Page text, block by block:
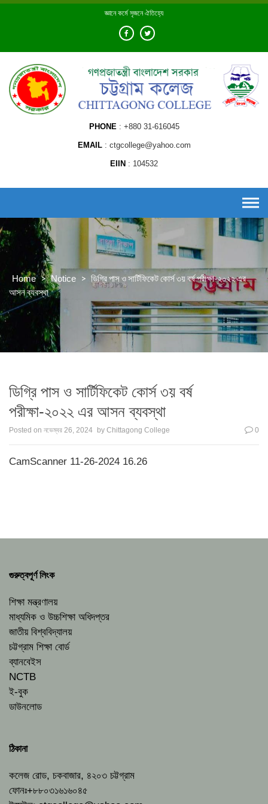
Skip
জ্ঞানে কর্মে সৃজনে ঐতিহ্যে
PHONE +880 31-616045
EMAIL ctgcollege@yahoo.com
EIIN 104532
Home > Notice > ডিগ্রি পাস ও সার্টিফিকেট কোর্স ৩য় বর্ষ পরীক্ষা-২০২২ এর
আসন ব্যবস্থা
ডিগ্রি পাস ও সার্টিফিকেট কোর্স ৩য় বর্ষ
পরীক্ষা-২০২২ এর আসন ব্যবস্থা
Posted on নভেম্বর 26, 2024 by Chittagong College 0
CamScanner 11-26-2024 16.26
গুরুত্বপূর্ণ লিংক
শিক্ষা মন্ত্রণালয়
মাধ্যমিক ও উচ্চশিক্ষা অধিদপ্তর
জাতীয় বিশ্ববিদ্যালয়
চট্টগ্রাম শিক্ষা বোর্ড
ব্যানবেইস
NCTB
ই-বুক
ডাউনলোড
ঠিকানা
কলেজ রোড, চকবাজার, ৪২০৩ চট্টগ্রাম
ফোনঃ+৮৮০৩১৬১৬০৪৫